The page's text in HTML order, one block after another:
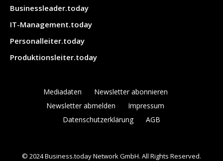
Businessleader.today
IT-Management.today
Personalleiter.today
Produktionsleiter.today
Mediadaten
Newsletter abonnieren
Newsletter abmelden
Impressum
Datenschutzerklärung
AGB
© 2024 Business.today Network GmbH. All Rights Reserved.